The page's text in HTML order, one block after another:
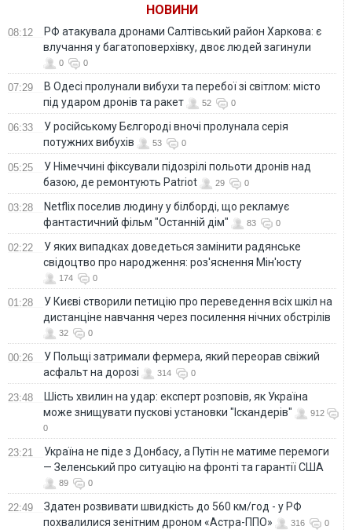
НОВИНИ
08:12
РФ атакувала дронами Салтівський район Харкова: є
влучання у багатоповерхівку, двоє людей загинули
0 0
07:29
В Одесі пролунали вибухи та перебої зі світлом: місто
під ударом дронів та ракет
52 0
06:33
У російському Бєлгороді вночі пролунала серія
потужних вибухів
53 0
05:25
У Німеччині фіксували підозрілі польоти дронів над
базою, де ремонтують Patriot
29 0
03:28
Netflix поселив людину у білборді, що рекламує
фантастичний фільм "Останній дім"
83 0
02:22
У яких випадках доведеться замінити радянське
свідоцтво про народження: роз'яснення Мін'юсту
174 0
01:28
У Києві створили петицію про переведення всіх шкіл на
дистанціне навчання через посилення нічних обстрілів
32 0
00:26
У Польщі затримали фермера, який переорав свіжий
асфальт на дорозі
314 0
23:48
Шість хвилин на удар: експерт розповів, як Україна
може знищувати пускові установки "Іскандерів"
912
0
23:21
Україна не піде з Донбасу, а Путін не матиме перемоги
— Зеленський про ситуацію на фронті та гарантії США
89 0
22:49
Здатен розвивати швидкість до 560 км/год - у РФ
похвалилися зенітним дроном «Астра-ППО»
316 0